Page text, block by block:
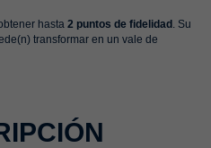
hasta 2 puntos de fidelidad . Su
transformar en un vale de